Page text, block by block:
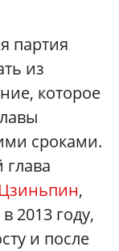
партия
из
которое
сроками.
,
2013 году,
и после